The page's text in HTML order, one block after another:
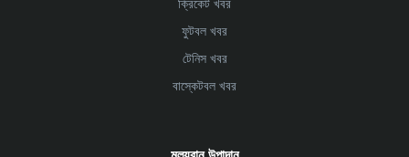
ক্রিকেট খবর
ফুটবল খবর
টেনিস খবর
বাস্কেটবল খবর